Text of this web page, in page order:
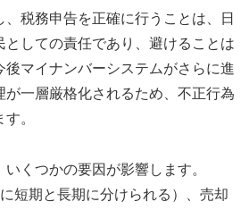
、税務申告を正確に行うことは、日
としての責任であり、避けることは
後マイナンバーシステムがさらに進
が一層厳格化されるため、不正行為
。
くつかの要因が影響します。
短期と長期に分けられる）、売却